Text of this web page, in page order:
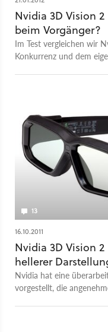
Nvidia 3D Vision 2
beim Vorgänger?
Im Test vergleichen wir
Konkurrenz und dem
13
16.10.2011
Nvidia 3D Vision
hellerer
Nvidia hat eine
vorgestellt, die